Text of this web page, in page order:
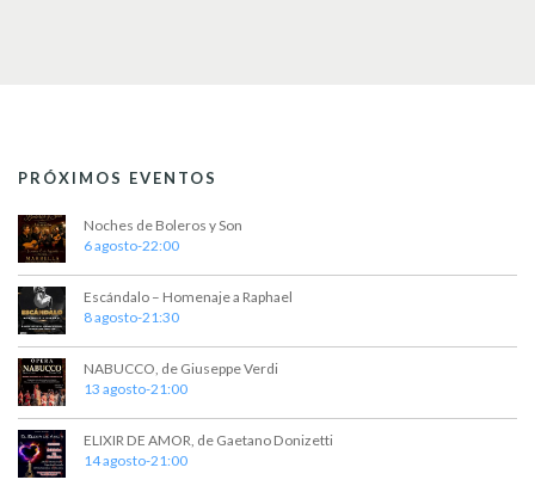
PRÓXIMOS EVENTOS
Noches de Boleros y Son
6 agosto-22:00
Escándalo – Homenaje a Raphael
8 agosto-21:30
NABUCCO, de Giuseppe Verdi
13 agosto-21:00
ELIXIR DE AMOR, de Gaetano Donizetti
14 agosto-21:00